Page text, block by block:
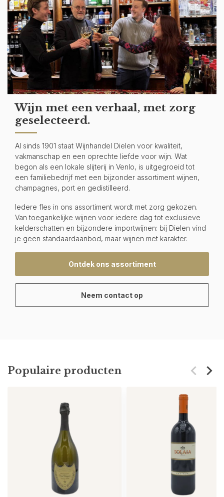
Wijn met een verhaal, met zorg
geselecteerd.
Al sinds 1901 staat Wijnhandel Dielen voor kwaliteit,
vakmanschap en een oprechte liefde voor wijn. Wat
begon als een lokale slijterij in Venlo, is uitgegroeid tot
een familiebedrijf met een bijzonder assortiment wijnen,
champagnes, port en gedistilleerd.
Iedere fles in ons assortiment wordt met zorg gekozen.
Van toegankelijke wijnen voor iedere dag tot exclusieve
kelderschatten en bijzondere importwijnen: bij Dielen vind
je geen standaardaanbod, maar wijnen met karakter.
Ontdek ons assortiment
Neem contact op
Populaire producten